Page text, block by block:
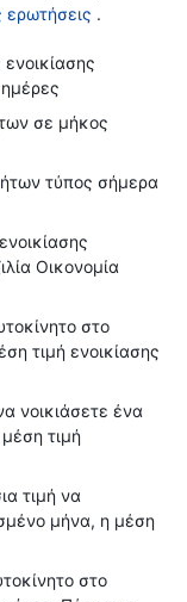
ερωτήσεις .
σε μήκος
τύπος σήμερα
Οικονομία
στο
τιμή ενοικίασης
νοικιάσετε ένα
τιμή
τιμή να
μήνα, η μέση
στο